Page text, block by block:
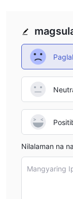
nagpapataas ng
ILimits Invest Fees
Ang mga bayarin
ng account:
STP at Islamic
mula sa 1 pips,
ECN Account
pips, may
Plataporma ng
kliyente ng iba't
Nilalaman na
Mangyaring